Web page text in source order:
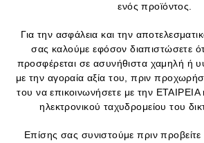
ενός προϊόντος.
Για την ασφάλεια και την
σας καλούμε εφόσον διαπιστώσετε
προσφέρεται σε ασυνήθιστα χαμηλή ή
με την αγοραία αξία του, πριν
του να επικοινωνήσετε με την
ηλεκτρονικού ταχυδρομείου του
Επίσης σας συνιστούμε πριν